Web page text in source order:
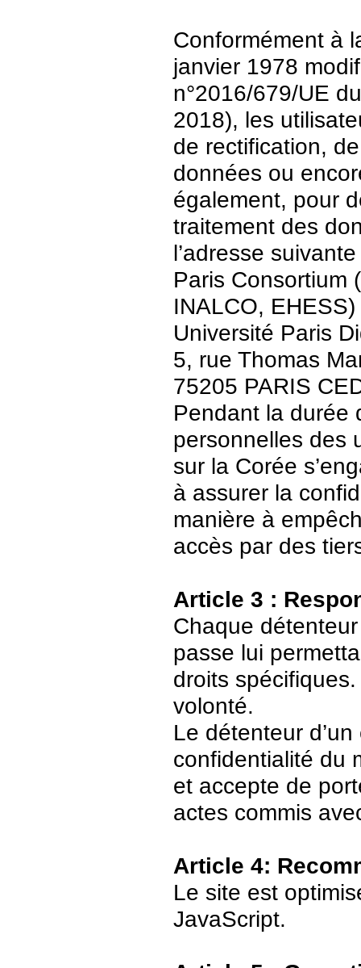
Conformément à
janvier 1978
n°2016/679/UE
2018), les
de rectification,
données ou
également, pour
traitement des
l’adresse
Paris Consortium
INALCO, EHESS)
Université Paris
5, rue Thomas
75205 PARIS
Pendant la durée
personnelles des
sur la Corée
à assurer la
manière à
accès par des
Article 3 :
Chaque
passe lui
droits
volonté.
Le détenteur
confidentialité du
et accepte de
actes commis
Article 4:
Le site est
JavaScript.